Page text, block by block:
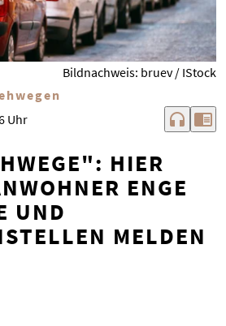
Bildnachweis: bruev / IStock
Uhr headphones chrome_reader_mode
HIER
ENGE
UND
MELDEN